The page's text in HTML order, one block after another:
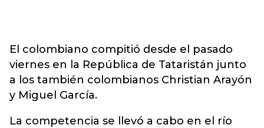
El colombiano compitió desde el pasado
viernes en la República de Tataristán junto
a los también colombianos Christian Arayón
y Miguel García.
La competencia se llevó a cabo en el río